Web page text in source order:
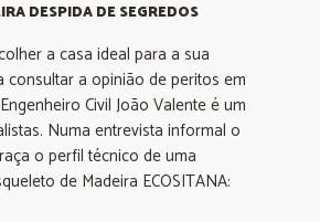
DESPIDA DE SEGREDOS
a casa ideal para a sua
consultar a opinião de peritos em
Civil João Valente é um
Numa entrevista informal o
o perfil técnico de uma
de Madeira ECOSITANA: